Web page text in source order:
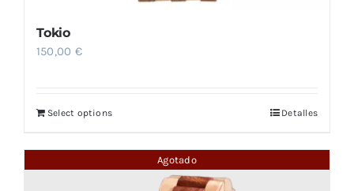
Tokio
150,00 €
Select options Detalles
Agotado